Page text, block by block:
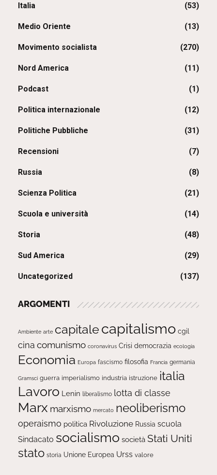
Italia (53)
Medio Oriente (13)
Movimento socialista (270)
Nord America (11)
Podcast (1)
Politica internazionale (12)
Politiche Pubbliche (31)
Recensioni (7)
Russia (8)
Scienza Politica (21)
Scuola e università (14)
Storia (48)
Sud America (29)
Uncategorized (137)
ARGOMENTI
Ambiente arte capitale capitalismo cgil
cina comunismo coronavirus Crisi democrazia ecologia
Economia Europa fascismo filosofia Francia germania
Gramsci guerra imperialismo industria istruzione italia
Lavoro Lenin liberalismo lotta di classe
Marx marxismo mercato neoliberismo
operaismo politica Rivoluzione Russia scuola
Sindacato socialismo società Stati Uniti
stato storia Unione Europea Urss valore